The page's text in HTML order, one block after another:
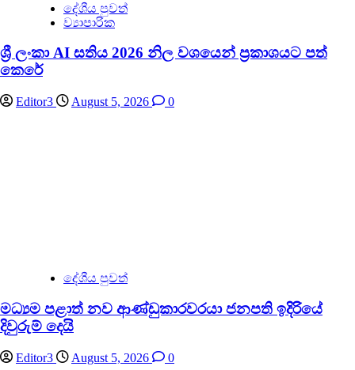
දේශීය පුවත්
ව්‍යාපාරික
ශ්‍රී ලංකා AI සතිය 2026 නිල වශයෙන් ප්‍රකාශයට පත්
කෙරේ
Editor3 August 5, 2026 0
දේශීය පුවත්
මධ්‍යම පළාත් නව ආණ්ඩුකාරවරයා ජනපති ඉදිරියේ
දිවුරුම් දෙයි
Editor3 August 5, 2026 0